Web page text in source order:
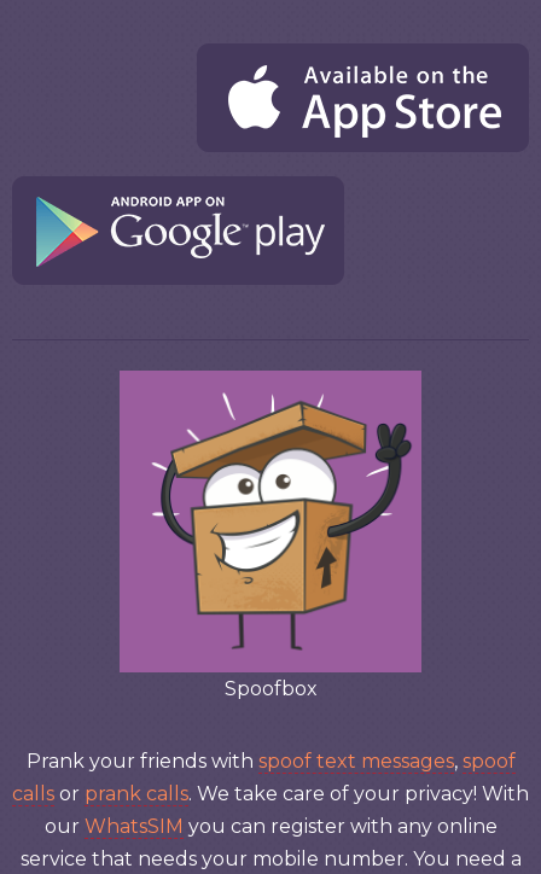
Spoofbox
Prank your friends with spoof text messages, spoof
calls or prank calls. We take care of your privacy! With
our WhatsSIM you can register with any online
service that needs your mobile number. You need a